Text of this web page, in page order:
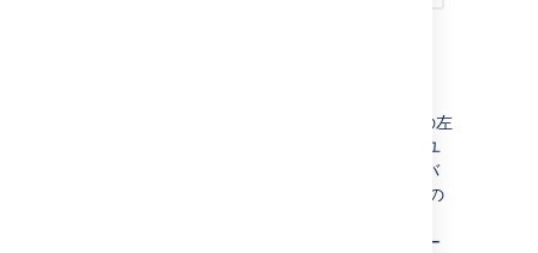
をタップし、ページの左
側でメニュー パネルを開きます。テキストやユ
] ボックスに入力します。モバ
イル インターフェイスでは、ページ タイトルの
を使用するには、デスクトップ モー